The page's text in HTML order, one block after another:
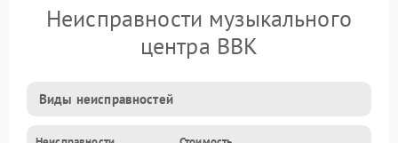
Неисправности музыкального
центра BBK
Виды неисправностей